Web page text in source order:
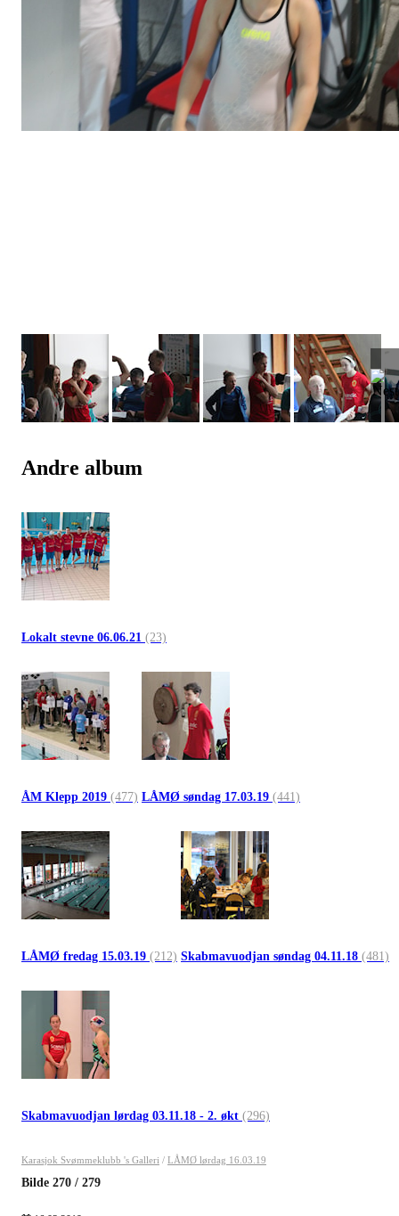
Andre album
Lokalt stevne 06.06.21 (23)
ÅM Klepp 2019 (477) LÅMØ søndag 17.03.19 (441)
LÅMØ fredag 15.03.19 (212) Skabmavuodjan søndag 04.11.18 (481)
Skabmavuodjan lørdag 03.11.18 - 2. økt (296)
Karasjok Svømmeklubb 's Galleri / LÅMØ lørdag 16.03.19
Bilde 270 / 279